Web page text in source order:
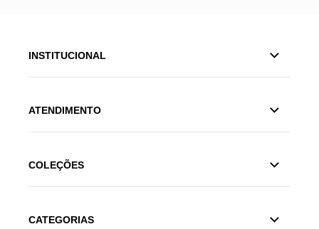
INSTITUCIONAL
ATENDIMENTO
COLEÇÕES
CATEGORIAS